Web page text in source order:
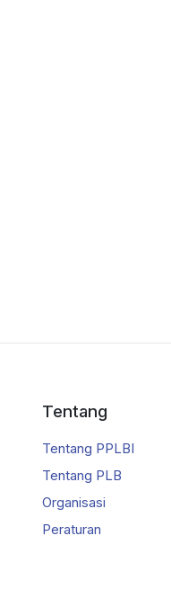
Tentang
Tentang PPLBI
Tentang PLB
Organisasi
Peraturan